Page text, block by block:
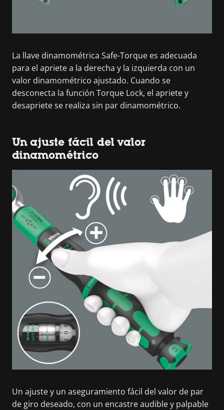
La llave dinamométrica Safe-Torque es adecuada
para el apriete a la derecha y la izquierda con un
valor dinamométrico ajustado. Cuando se
desconecta la función Torque Lock, el apriete y
desapriete se realiza sin par dinamométrico.
Un ajuste fácil del valor
dinamométrico
Un ajuste y un aseguramiento fácil del valor de par
de giro deseado, con un encastre audible y palpable